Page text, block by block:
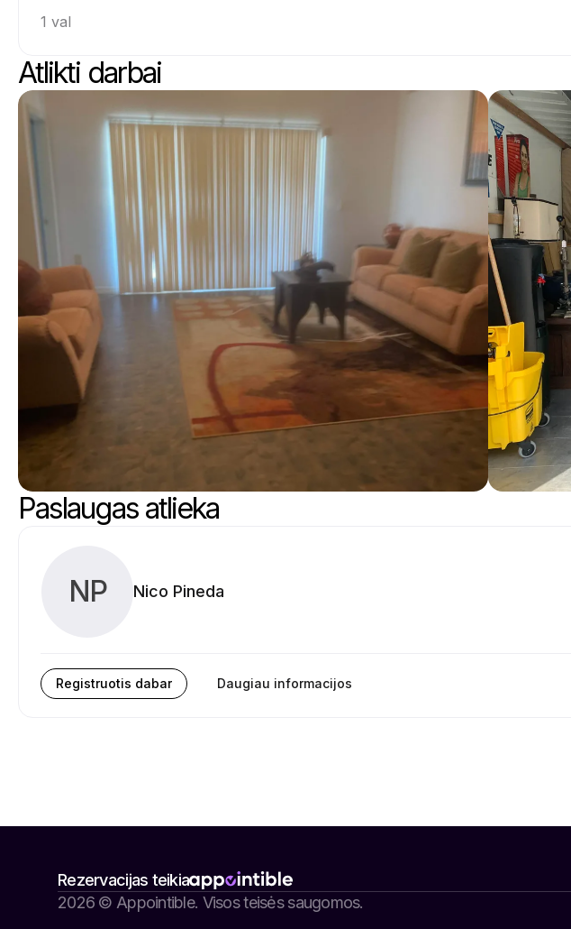
1 val
Atlikti darbai
Paslaugas atlieka
NP Nico Pineda
Registruotis dabar Daugiau informacijos
Rezervacijas teikia
2026 © Appointible. Visos teisės saugomos.